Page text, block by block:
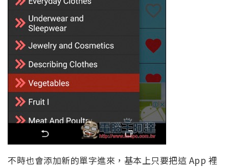
不時也會添加新的單字進來，基本上只要把這 App 裡